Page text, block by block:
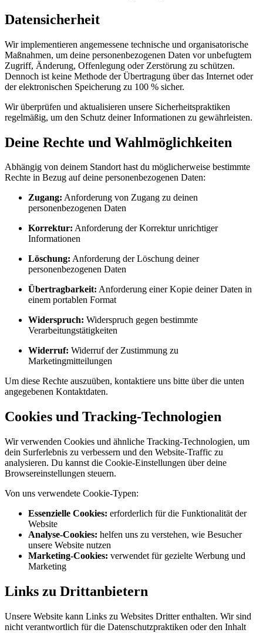
Datensicherheit
Wir implementieren angemessene technische und organisatorische
Maßnahmen, um deine personenbezogenen Daten vor unbefugtem
Zugriff, Änderung, Offenlegung oder Zerstörung zu schützen.
Dennoch ist keine Methode der Übertragung über das Internet oder
der elektronischen Speicherung zu 100 % sicher.
Wir überprüfen und aktualisieren unsere Sicherheitspraktiken
regelmäßig, um den Schutz deiner Informationen zu gewährleisten.
Deine Rechte und Wahlmöglichkeiten
Abhängig von deinem Standort hast du möglicherweise bestimmte
Rechte in Bezug auf deine personenbezogenen Daten:
Zugang: Anforderung von Zugang zu deinen
personenbezogenen Daten
Korrektur: Anforderung der Korrektur unrichtiger
Informationen
Löschung: Anforderung der Löschung deiner
personenbezogenen Daten
Übertragbarkeit: Anforderung einer Kopie deiner Daten in
einem portablen Format
Widerspruch: Widerspruch gegen bestimmte
Verarbeitungstätigkeiten
Widerruf: Widerruf der Zustimmung zu
Marketingmitteilungen
Um diese Rechte auszuüben, kontaktiere uns bitte über die unten
angegebenen Kontaktdaten.
Cookies und Tracking-Technologien
Wir verwenden Cookies und ähnliche Tracking-Technologien, um
dein Surferlebnis zu verbessern und den Website-Traffic zu
analysieren. Du kannst die Cookie-Einstellungen über deine
Browsereinstellungen steuern.
Von uns verwendete Cookie-Typen:
Essenzielle Cookies: erforderlich für die Funktionalität der
Website
Analyse-Cookies: helfen uns zu verstehen, wie Besucher
unsere Website nutzen
Marketing-Cookies: verwendet für gezielte Werbung und
Marketing
Links zu Drittanbietern
Unsere Website kann Links zu Websites Dritter enthalten. Wir sind
nicht verantwortlich für die Datenschutzpraktiken oder den Inhalt